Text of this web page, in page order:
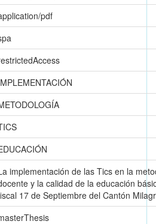
pdf
implementación de las Tics en la
y la calidad de la educación
17 de Septiembre del Cantón